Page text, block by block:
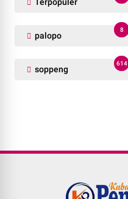
palopo
8
soppeng
614